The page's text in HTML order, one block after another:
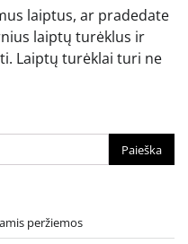
laiptus, ar pradedate
laiptų turėklus ir
Laiptų turėklai turi ne
peržiemos